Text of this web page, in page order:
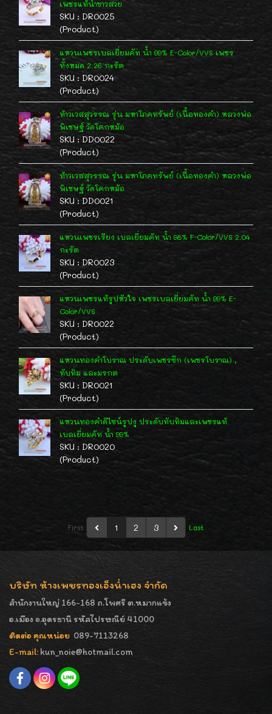
เพชรแท้น้ำขาวสวย
SKU : DR0025
(Product)
แหวนเพชรเบลเยี่ยมคัท น้ำ 99% E-Color/VVS เพชร
ทั้งหมด 2.26 กะรัต
SKU : DR0024
(Product)
ท้าวเวสสุวรรณ รุ่น มหาโภคทรัพย์ (เนื้อทองคำ) หลวงพ่อ
พิเชษฐ์ วัดโคกหม้อ
SKU : DD0022
(Product)
ท้าวเวสสุวรรณ รุ่น มหาโภคทรัพย์ (เนื้อทองคำ) หลวงพ่อ
พิเชษฐ์ วัดโคกหม้อ
SKU : DD0021
(Product)
แหวนเพชรเรียง เบลเยี่ยมคัท น้ำ 98% F-Color/VVS 2.04
กะรัต
SKU : DR0023
(Product)
แหวนเพชรแท้รูปหัวใจ เพชรเบลเยี่ยมคัท น้ำ 99% E-
Color/VVS
SKU : DR0022
(Product)
แหวนทองคำโบราณ ประดับเพชรซีก (เพชรโบราณ) ,
ทับทิม และมรกต
SKU : DR0021
(Product)
แหวนทองคำดีไซน์รูปงู ประดับทับทิมและเพชรแท้
เบลเยี่ยมคัท น้ำ 99%
SKU : DR0020
(Product)
First 1 2 3 Last
บริษัท ห้างเพชรทองเอ็งน่ำเฮง จำกัด
สำนักงานใหญ่ 166-168 ถ.โพศรี ต.หมากแข้ง
อ.เมือง จ.อุดรธานี รหัสไปรษณีย์ 41000
ติดต่อ คุณหน่อย 089-7113268
E-mail: kun_noie@hotmail.com